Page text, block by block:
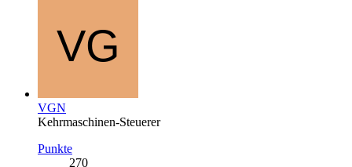
VGN
Kehrmaschinen-Steuerer
Punkte
270